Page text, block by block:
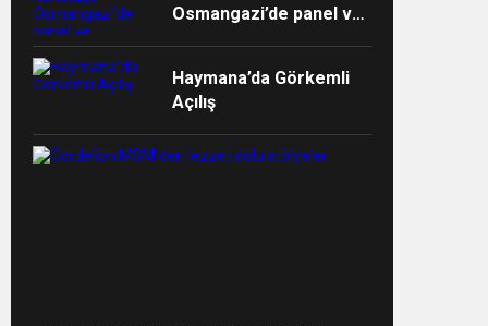
Osmangazi’de panel ve
Haymana’da Görkemli
Açılış